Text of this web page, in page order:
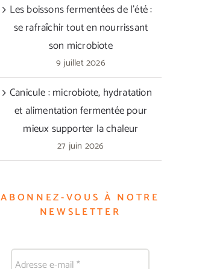
Les boissons fermentées de l’été :
se rafraîchir tout en nourrissant
son microbiote
9 juillet 2026
Canicule : microbiote, hydratation
et alimentation fermentée pour
mieux supporter la chaleur
27 juin 2026
ABONNEZ-VOUS À NOTRE
NEWSLETTER